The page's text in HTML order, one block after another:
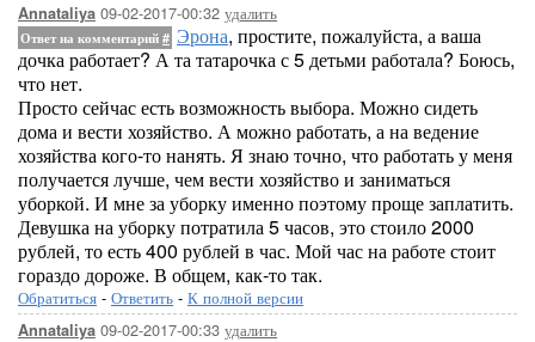
Annataliya 09-02-2017-00:32 удалить
Ответ на комментарий # Эрона, простите, пожалуйста, а ваша
дочка работает? А та татарочка с 5 детьми работала? Боюсь,
что нет.
Просто сейчас есть возможность выбора. Можно сидеть
дома и вести хозяйство. А можно работать, а на ведение
хозяйства кого-то нанять. Я знаю точно, что работать у меня
получается лучше, чем вести хозяйство и заниматься
уборкой. И мне за уборку именно поэтому проще заплатить.
Девушка на уборку потратила 5 часов, это стоило 2000
рублей, то есть 400 рублей в час. Мой час на работе стоит
гораздо дороже. В общем, как-то так.
Обратиться - Ответить - К полной версии
Annataliya 09-02-2017-00:33 удалить